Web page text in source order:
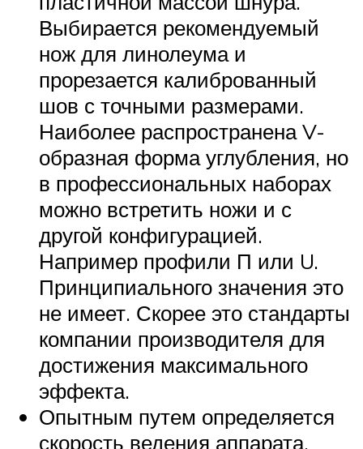
Выбирается рекомендуемый
нож для линолеума и
прорезается калиброванный
шов с точными размерами.
Наиболее распространена V-
образная форма углубления, но
в профессиональных наборах
можно встретить ножи и с
другой конфигурацией.
Например профили П или U.
Принципиального значения это
не имеет. Скорее это стандарты
компании производителя для
достижения максимального
эффекта.
Опытным путем определяется
скорость ведения аппарата.